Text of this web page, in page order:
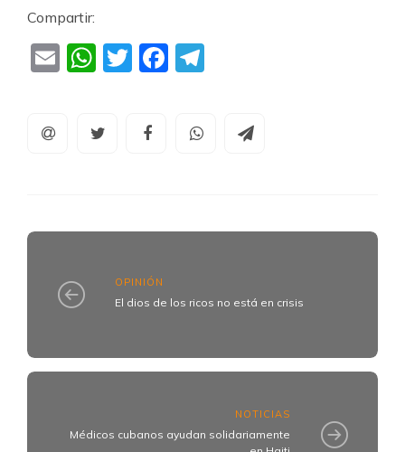
Compartir:
EmailWhatsApp
TwitterFacebook
OPINIÓN
El dios de los ricos no está en crisis
NOTICIAS
Médicos cubanos ayudan solidariamente